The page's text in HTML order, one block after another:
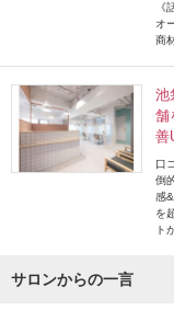
《
オ
商
池
舗
善
口
倒
感
を
ト
サロンからの一言